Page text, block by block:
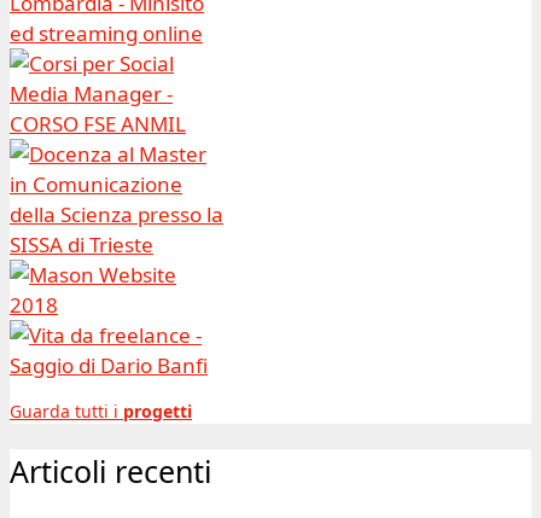
Guarda tutti i progetti
Articoli recenti